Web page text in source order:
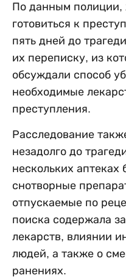
По данным
готовиться к
пять дней до
их переписку, из
обсуждали способ
необходимые
преступления.
Расследование
незадолго до
нескольких аптеках
снотворные
отпускаемые по
поиска содержала
лекарств, влиянии
людей, а также о
ранениях.